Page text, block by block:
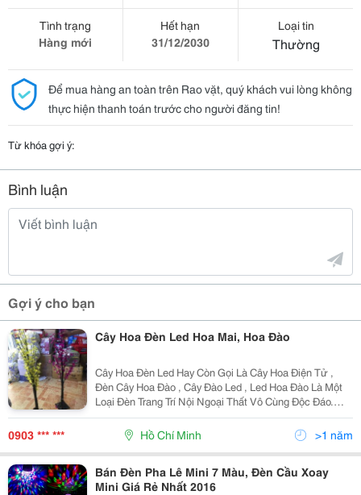
Tình trạng
Hàng mới
Hết hạn
31/12/2030
Loại tin
Thường
Để mua hàng an toàn trên Rao vặt, quý khách vui lòng không
thực hiện thanh toán trước cho người đăng tin!
Từ khóa gợi ý:
Bình luận
Gợi ý cho bạn
Cây Hoa Đèn Led Hoa Mai, Hoa Đào
Cây Hoa Đèn Led Hay Còn Gọi Là Cây Hoa Điện Tử ,
Đèn Cây Hoa Đào , Cây Đào Led , Led Hoa Đào Là Một
Loại Đèn Trang Trí Nội Ngoại Thất Vô Cùng Độc Đáo.
Đèn Led Được Làm Mô Phỏng Hình Dạng Cây Và Hoa
Với Nhiều Màu Sắc Ấn Tượng Thường Được Đưa Vào
0903 *** *** Hồ Chí Minh >1 năm
Bán Đèn Pha Lê Mini 7 Màu, Đèn Cầu Xoay
Mini Giá Rẻ Nhất 2016